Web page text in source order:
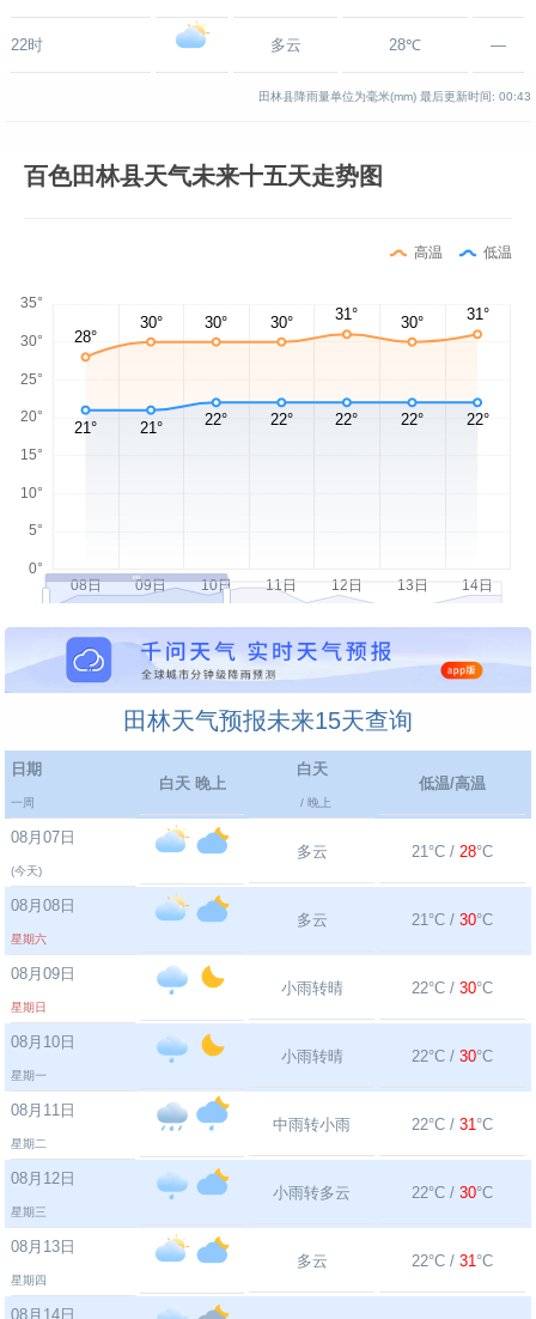
22时 多云 28℃ —
田林县降雨量单位为毫米(mm) 最后更新时间: 00:43
百色田林县天气未来十五天走势图
高温 低温
田林天气预报未来15天查询
日期
一周
白天 晚上
白天
/ 晚上
低温/高温
08月07日
(今天)
多云 21°C / 28°C
08月08日
星期六
多云 21°C / 30°C
08月09日
星期日
小雨转晴 22°C / 30°C
08月10日
星期一
小雨转晴 22°C / 30°C
08月11日
星期二
中雨转小雨 22°C / 31°C
08月12日
星期三
小雨转多云 22°C / 30°C
08月13日
星期四
多云 22°C / 31°C
08月14日